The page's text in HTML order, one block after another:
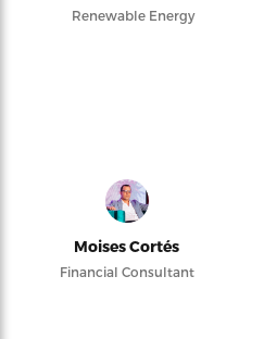
Renewable Energy
Moises Cortés
Financial Consultant